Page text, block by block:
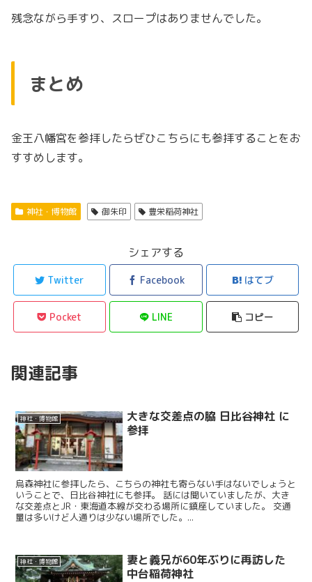
残念ながら手すり、スロープはありませんでした。
まとめ
金王八幡宮を参拝したらぜひこちらにも参拝することをお
すすめします。
神社・博物館 御朱印 豊栄稲荷神社
シェアする
Twitter Facebook はてブ
Pocket LINE コピー
関連記事
神社・博物館
大きな交差点の脇 日比谷神社 に
参拝
烏森神社に参拝したら、こちらの神社も寄らない手はないでしょうと
いうことで、日比谷神社にも参拝。 話には聞いていましたが、大き
な交差点とJR・東海道本線が交わる場所に鎮座していました。 交通
量は多いけど人通りは少ない場所でした。...
神社・博物館
妻と義兄が60年ぶりに再訪した
中台稲荷神社